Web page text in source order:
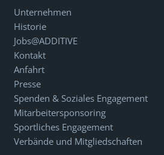
Unternehmen
Historie
Jobs@ADDITIVE
Kontakt
Anfahrt
Presse
Spenden & Soziales Engagement
Mitarbeitersponsoring
Sportliches Engagement
Verbände und Mitgliedschaften